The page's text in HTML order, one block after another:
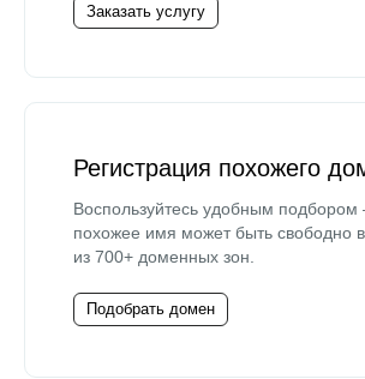
Заказать услугу
Регистрация похожего
Воспользуйтесь удобным
похожее имя может быть свободно
из 700+ доменных зон.
Подобрать домен